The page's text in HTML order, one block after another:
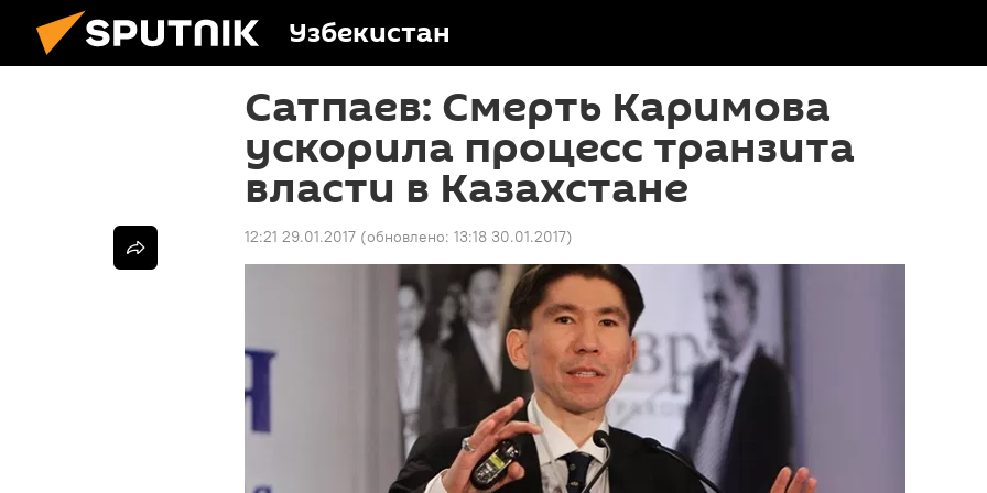
Узбекистан
Сатпаев: Смерть Каримова
ускорила процесс транзита
власти в Казахстане
12:21 29.01.2017 (обновлено: 13:18 30.01.2017)